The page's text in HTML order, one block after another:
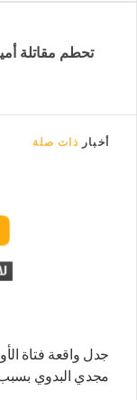
أخبار ذات صلة
جدل واقعة فتاة
مجدي البدوي بسبب